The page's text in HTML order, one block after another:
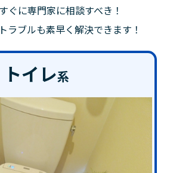
ぐに専門家に相談すべき！
ラブルも素早く解決できます！
トイレ系